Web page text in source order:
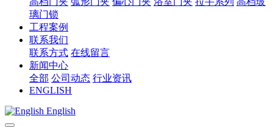
璃门锁
工程案例
联系我们
联系方式 在线留言
新闻中心
全部 公司动态 行业资讯
ENGLISH
English